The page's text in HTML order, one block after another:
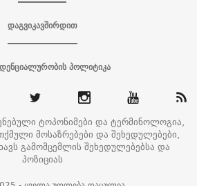
დაგვიკავშირდით
პოლიტიკა
ტოპონიმები და ტერმინოლოგია,
მოსაზრებები და შეხედულებები,
გამომცემლის შეხედულებებსა და
პოზიციას